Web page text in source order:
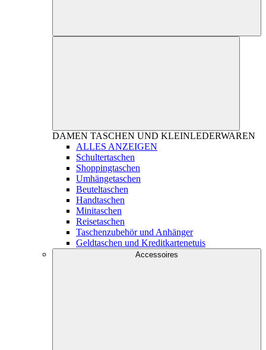
DAMEN TASCHEN UND KLEINLEDERWAREN
ALLES ANZEIGEN
Schultertaschen
Shoppingtaschen
Umhängetaschen
Beuteltaschen
Handtaschen
Minitaschen
Reisetaschen
Taschenzubehör und Anhänger
Geldtaschen und Kreditkartenetuis
Accessoires